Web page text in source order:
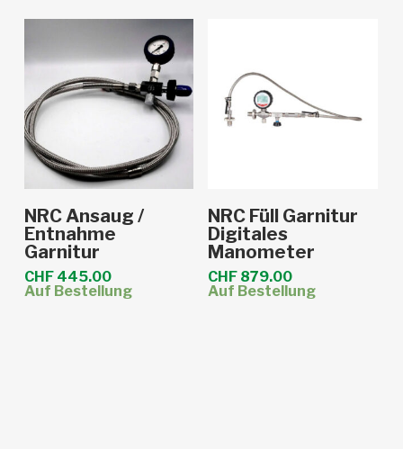
In den Warenkorb
NRC Ansaug /
Entnahme
Garnitur
CHF445.00
Auf Bestellung
In den Warenkorb
NRC Füll Garnitur
Digitales
Manometer
CHF 879.00
Auf Bestellung